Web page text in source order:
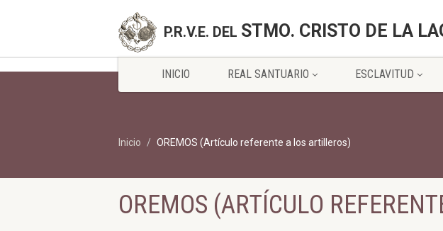
P.R.V.E. DEL STMO. CRISTO DE LA
INICIO REAL SANTUARIO ESCLAVITUD
Inicio OREMOS (Artículo referente a los artilleros)
OREMOS (ARTÍCULO